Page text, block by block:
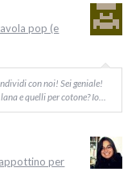
pop (e
con noi! Sei geniale!
e quelli per cotone? Io…
per